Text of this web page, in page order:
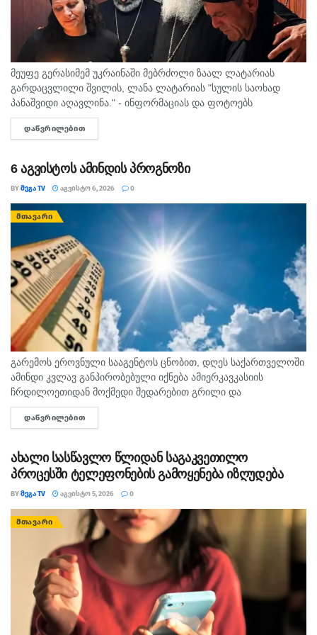
ტკბილად დაიძნებენ.” – წერს “Helping Hands” –
ოფიციალური ფეისბუკ გვერდზე.
მეუფე გერასიმემ უკრაინაში მებრძოლი ზაალ ლატარიას
გარდაცვლილი შვილის, ლანა ლატარიას "სულის საოხად
პანაშვიდი აღავლინა." - ინფორმაციას და ფოტოებს
საპატრიარქოს საზოგადოებასთან ურთიერთობის სამსახური
სოციალურ ქსელში ავრცელებს. "ამა წლის 5 აგვისტოს
ᲓᲐᲬᲕᲠᲘᲚᲔᲑᲘᲗ
6 აგვისტოს ამინდის პროგნოზი
BYᲛᲔᲒᲐ TV ᲐᲒᲕᲘᲡᲢᲝ 6, 2026 0
ᲛᲗᲐᲕᲐᲠᲘ
გარემოს ეროვნული სააგენტოს ცნობით, დღეს საქართველოში
ამინდი კვლავ განპირობებული იქნება ამიერკავკასიის
ჩრდილოეთიდან მოქმედი შედარებით გრილი და
სამხრეთიდან გავრცელებული ცხელი ჰაერის მასების
ურთიერთქმედებით. საქართველოში მოსალოდნელია:
ზოგან ხანმოკლე...
ᲓᲐᲬᲕᲠᲘᲚᲔᲑᲘᲗ
ახალი სასწავლო წლიდან საგაკვეთილო
პროცესში ტელეფონების გამოყენება იზღუდება
BYᲛᲔᲒᲐ TV ᲐᲒᲕᲘᲡᲢᲝ 5, 2026 0
ᲛᲗᲐᲕᲐᲠᲘ